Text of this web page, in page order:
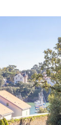
voir le bien